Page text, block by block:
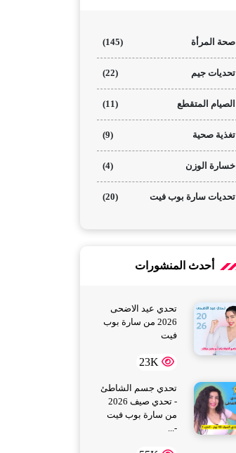
صحة المرأة (145)
تحديات جيم (22)
الصيام المتقطع (11)
تغذية صحية (9)
خسارة الوزن (4)
تحديات سارة بوب فيت (20)
أحدث المنشورات
تحدي عيد الاضحى
2026 من سارة بوب
فيت
23K
تحدي جسم الشاطئ
- تحدي صيف 2026
من سارة بوب فيت
-...